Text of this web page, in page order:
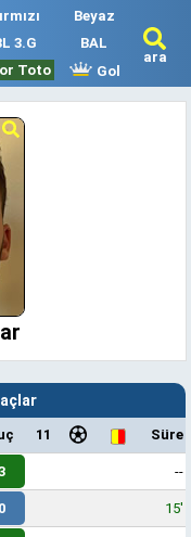
Beyaz
3.G
BAL
Toto Gol
ara
11 Süre
--
15'